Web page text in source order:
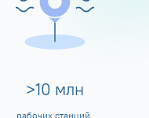
>10 млн
рабочих станций,